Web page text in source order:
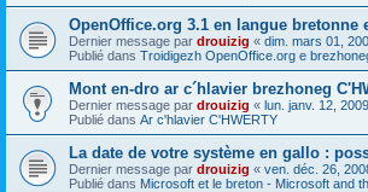
OpenOffice.org 3.1 en langue bretonne
Dernier message par drouizig « dim. mars 01,
Publié dans Troidigezh OpenOffice.org e
Mont en-dro ar c´hlavier brezhoneg
Dernier message par drouizig « lun. janv. 12,
Publié dans Ar c'hlavier C'HWERTY
La date de votre système en gallo :
Dernier message par drouizig « ven. déc. 26,
Publié dans Microsoft et le breton - Microsoft and